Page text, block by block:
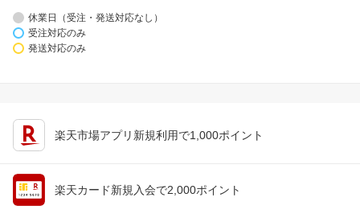
休業日（受注・発送対応なし）
受注対応のみ
発送対応のみ
楽天市場アプリ新規利用で1,000ポイント
楽天カード新規入会で2,000ポイント